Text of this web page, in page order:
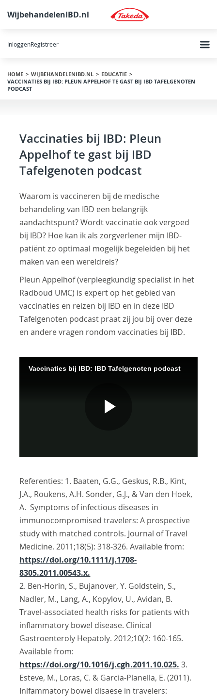
WijbehandelenIBD.nl
InloggenRegistreer
HOME WIJBEHANDELENIBD.NL
EDUCATIE
VACCINATIES BIJ IBD: PLEUN APPELHOF TE GAST BIJ IBD TAFELGENOTEN
PODCAST
Vaccinaties bij IBD: Pleun
Appelhof te gast bij IBD
Tafelgenoten podcast
Waarom is vaccineren bij de medische
behandeling van IBD een belangrijk
aandachtspunt? Wordt vaccinatie ook vergoed
bij IBD? Hoe kan ik als zorgverlener mijn IBD-
patiënt zo optimaal mogelijk begeleiden bij het
maken van een wereldreis?
Pleun Appelhof (verpleegkundig specialist in het
Radboud UMC) is expert op het gebied van
vaccinaties en reizen bij IBD en in deze IBD
Tafelgenoten podcast praat zij jou bij over deze
en andere vragen rondom vaccinaties bij IBD.
Vaccinaties bij IBD: IBD Tafelgenoten podcast
Video
Referenties: 1. Baaten, G.G., Geskus, R.B., Kint,
J.A., Roukens, A.H. Sonder, G.J., & Van den Hoek,
A. Symptoms of infectious diseases in
immunocompromised travelers: A prospective
study with matched controls. Journal of Travel
Medicine. 2011;18(5): 318-326. Available from:
https://doi.org/10.1111/j.1708-
8305.2011.00543.x.
2. Ben-Horin, S., Bujanover, Y. Goldstein, S.,
Nadler, M., Lang, A., Kopylov, U., Avidan, B.
Travel-associated health risks for patients with
inflammatory bowel disease. Clinical
Gastroenteroly Hepatoly. 2012;10(2: 160-165.
Available from:
https://doi.org/10.1016/j.cgh.2011.10.025. 3.
Esteve, M., Loras, C. & Garcia-Planella, E. (2011).
Inlfammatory bowel disaese in travelers: